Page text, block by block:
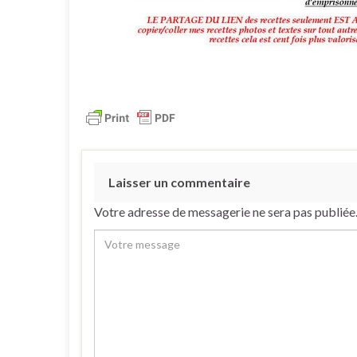
Laisser un commentaire
Votre adresse de messagerie ne sera pas publiée.